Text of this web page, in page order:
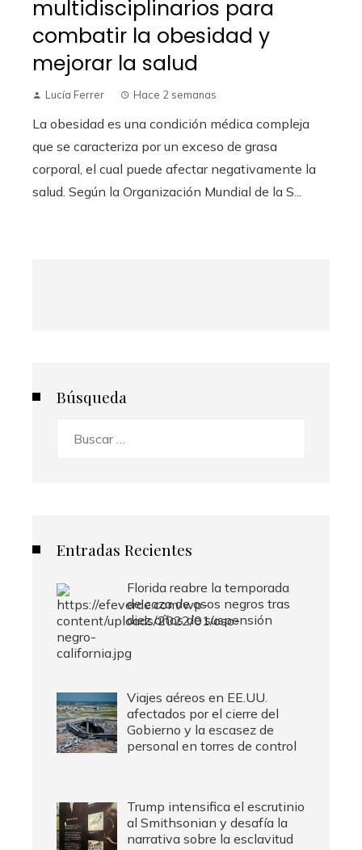
multidisciplinarios para
combatir la obesidad y
mejorar la salud
Lucía Ferrer Hace 2 semanas
La obesidad es una condición médica compleja
que se caracteriza por un exceso de grasa
corporal, el cual puede afectar negativamente la
salud. Según la Organización Mundial de la S...
Búsqueda
Entradas Recientes
Florida reabre la temporada
de caza de osos negros tras
diez años de suspensión
Viajes aéreos en EE.UU.
afectados por el cierre del
Gobierno y la escasez de
personal en torres de control
Trump intensifica el escrutinio
al Smithsonian y desafía la
narrativa sobre la esclavitud